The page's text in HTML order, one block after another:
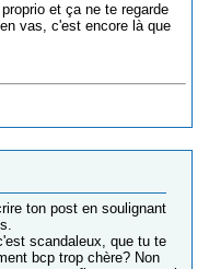
et ça ne te regarde
vas, c'est encore là que
ton post en soulignant
scandaleux, que tu te
bcp trop chère? Non